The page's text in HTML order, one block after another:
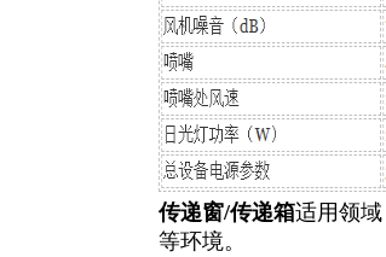
传递窗/传递箱适用领
等环境。